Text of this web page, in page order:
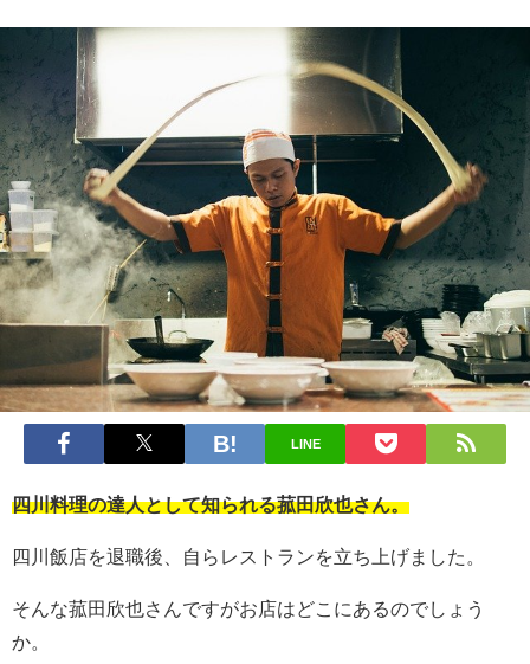
LINE
四川料理の達人として知られる菰田欣也さん。
四川飯店を退職後、自らレストランを立ち上げました。
そんな菰田欣也さんですがお店はどこにあるのでしょう
か。